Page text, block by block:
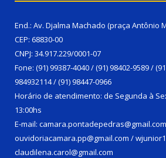
End.: Av. Djalma Machado (praça Antônio
CEP: 68830-00
CNPJ: 34.917.229/0001-07
Fone: (91) 99387-4040 / (91) 98402-9589 /
984932114 / (91) 98447-0966
Horário de atendimento: de Segunda à
13:00hs
E-mail:
ouvidoriacamara.pp@gmail.com /
claudilena.carol@gmail.com